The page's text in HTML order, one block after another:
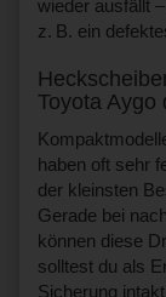
wieder ausfällt
z. B. ein
Toyota Aygo
haben oft sehr
der kleinsten
Gerade bei
können diese
solltest du als
Sicherung